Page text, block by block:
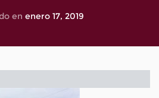
en enero 17, 2019